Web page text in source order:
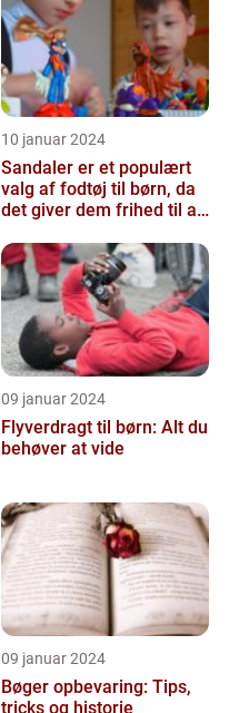
10 januar 2024
Sandaler er et populært
valg af fodtøj til børn, da
det giver dem frihed til at
09 januar 2024
Flyverdragt til børn: Alt du
behøver at vide
09 januar 2024
Bøger opbevaring: Tips,
tricks og historie